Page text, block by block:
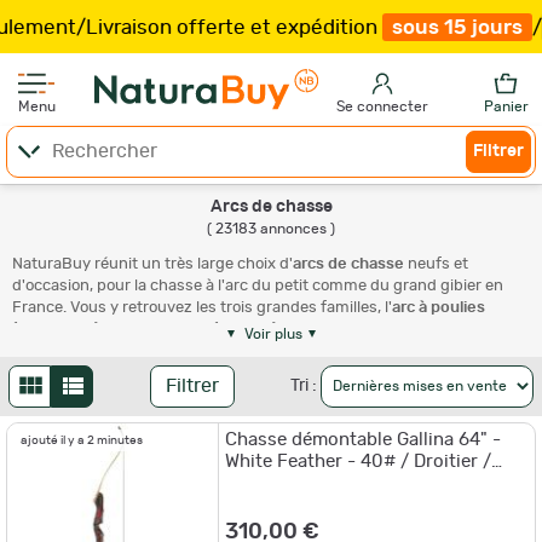
offerte et expédition sous 15 jours / Plus que 57h49
Menu Se connecter Panier
Filtrer
Arcs de chasse
( 23183 annonces )
NaturaBuy réunit un très large choix d'arcs de chasse neufs et
d'occasion, pour la chasse à l'arc du petit comme du grand gibier en
France. Vous y retrouvez les trois grandes familles, l'arc à poulies
(compound), l'arc classique (recurve) et le longbow, ainsi que les
Archery, Bowtech ou Bear Archery. Particuliers et professionnels
publient chaque jour de nouvelles annonces, en enchères comme en
achat immédiat. Comparez les puissances, les allonges et les prix, puis
complétez votre matériel avec nosflècheset l'ensemble de notre
archerie
Quel arc de chasse choisir ?
Voir plus
Filtrer Tri :
ajouté il y a 2 minutes
Chasse démontable Gallina 64" -
White Feather - 40# / Droitier /
310,00 €